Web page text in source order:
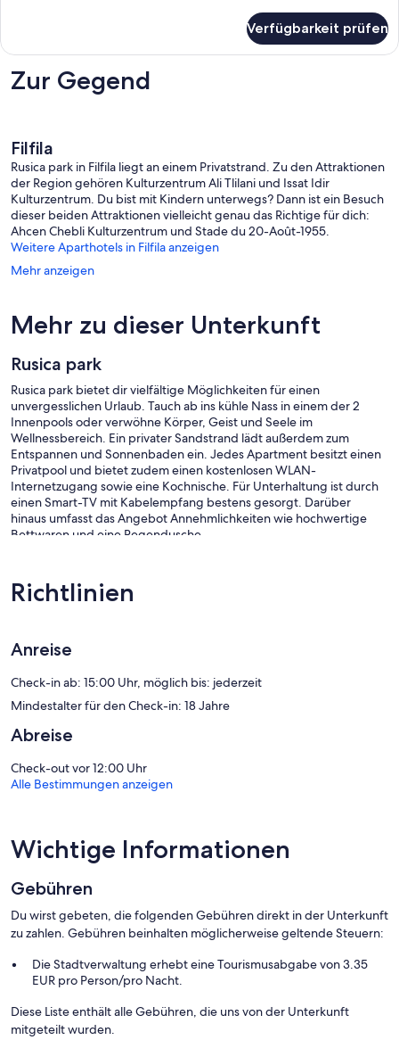
Apartment
Verfügbarkeit prüfen
Zur Gegend
Filfila
Rusica park in Filfila liegt an einem Privatstrand. Zu den Attraktionen
der Region gehören Kulturzentrum Ali Tlilani und Issat Idir
Kulturzentrum. Du bist mit Kindern unterwegs? Dann ist ein Besuch
dieser beiden Attraktionen vielleicht genau das Richtige für dich:
Ahcen Chebli Kulturzentrum und Stade du 20-Août-1955.
Weitere Aparthotels in Filfila anzeigen
Mehr anzeigen
Mehr zu dieser Unterkunft
Rusica park
Rusica park bietet dir vielfältige Möglichkeiten für einen
unvergesslichen Urlaub. Tauch ab ins kühle Nass in einem der 2
Innenpools oder verwöhne Körper, Geist und Seele im
Wellnessbereich. Ein privater Sandstrand lädt außerdem zum
Entspannen und Sonnenbaden ein. Jedes Apartment besitzt einen
Privatpool und bietet zudem einen kostenlosen WLAN-
Internetzugang sowie eine Kochnische. Für Unterhaltung ist durch
einen Smart-TV mit Kabelempfang bestens gesorgt. Darüber
hinaus umfasst das Angebot Annehmlichkeiten wie hochwertige
Bettwaren und eine Regendusche.
Ausstattung: Privatpools und Haartrockner. Die Betten in den
Zimmern haben hochwertige Bettwaren. Dieses Aparthotel mit 4,5
Toilettenartikel.
Zugang mit einer Geschwindigkeit von > 50 MBit/s. In den
Zimmern stehen 42-cm-Smart-TVs mit Kabelempfang zur
Verfügung. Der Reinigungsservice wird täglich angeboten. Auf
Anfrage bekommst du Allergikerbettwaren.
Zum Freizeitangebot vor Ort gehören 5 Außenpools und 2
Innenpools. Zum Freizeitangebot gehören neben einem
Kinderbecken auch ein Privatstrand.
Entspannung und Erholung geboten werden. Zu den Services
gehört Folgendes: Massagen. Der Wellnessbereich verfügt über
Kindern, die jünger als 16 Jahre alt sind, ist der Zutritt zum
Wellnessbereich nur in Begleitung eines Erwachsenen gestattet.
Vor Ort gibt es heiße Quellen/Mineralquellen.
Richtlinien
Anreise
Check-in ab: 15:00 Uhr, möglich bis: jederzeit
Mindestalter für den Check-in: 18 Jahre
Abreise
Check-out vor 12:00 Uhr
Alle Bestimmungen anzeigen
Wichtige Informationen
Gebühren
Du wirst gebeten, die folgenden Gebühren direkt in der Unterkunft
zu zahlen. Gebühren beinhalten möglicherweise geltende Steuern:
Die Stadtverwaltung erhebt eine Tourismusabgabe von 3.35
EUR pro Person/pro Nacht.
Diese Liste enthält alle Gebühren, die uns von der Unterkunft
mitgeteilt wurden.